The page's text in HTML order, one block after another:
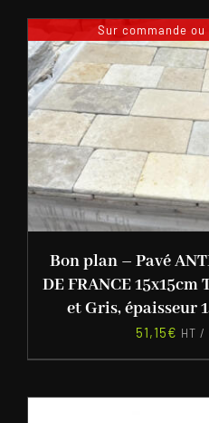
Sur commande
Bon plan – Pavé
DE FRANCE
et Gris, épaisseur
51,15€ HT /